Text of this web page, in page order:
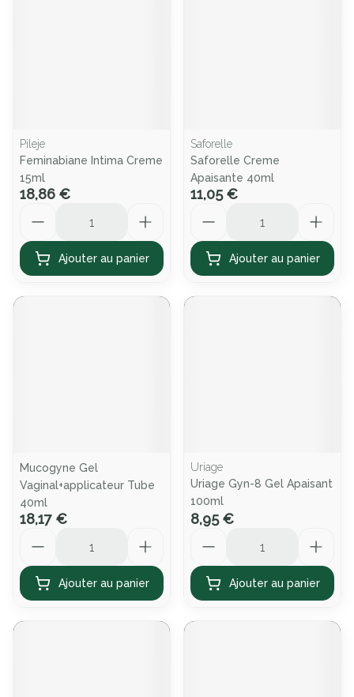
Pileje
Feminabiane Intima Creme
15ml
18,86 €
Ajouter au panier
Saforelle
Saforelle Creme
Apaisante 40ml
11,05 €
Ajouter au panier
Mucogyne Gel
Vaginal+applicateur Tube
40ml
18,17 €
Ajouter au panier
Uriage
Uriage Gyn-8 Gel Apaisant
100ml
8,95 €
Ajouter au panier